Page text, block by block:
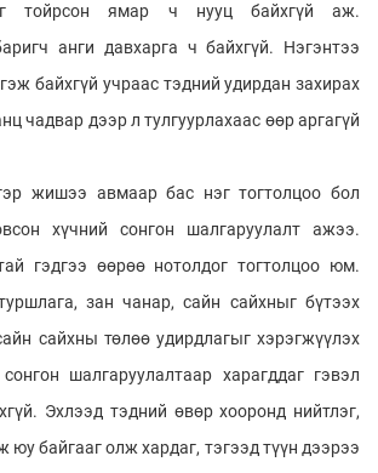
тойрсон ямар ч нууц байхгүй аж.
анги давхарга ч байхгүй. Нэгэнтээ
байхгүй учраас тэдний удирдан захирах
чадвар дээр л тулгуурлахаас өөр аргагүй
жишээ авмаар бас нэг тогтолцоо бол
хүчний сонгон шалгаруулалт ажээ.
гэдгээ өөрөө нотолдог тогтолцоо юм.
зан чанар, сайн сайхныг бүтээх
сайхны төлөө удирдлагыг хэрэгжүүлэх
шалгаруулалтаар харагддаг гэвэл
Эхлээд тэдний өвөр хооронд нийтлэг,
юу байгааг олж хардаг, тэгээд түүн дээрээ